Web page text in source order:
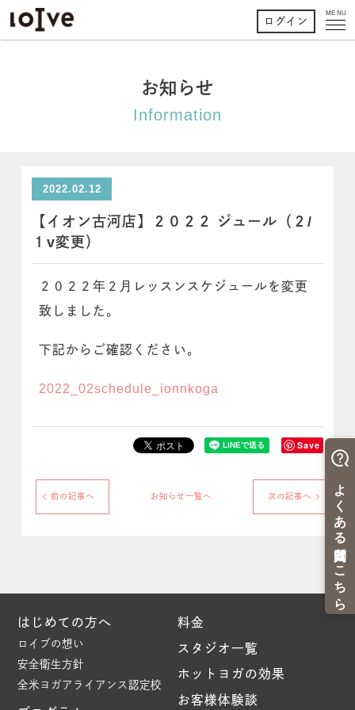
MENU
ログイン
お知らせ
Information
2022.02.12
【イオン古河店】２０２２ ジュール（２/
１v変更）
２０２２年２月レッスンスケジュールを変更
致しました。
下記からご確認ください。
2022_02schedule_ionnkoga
Save
前の記事へ お知らせ一覧へ 次の記事へ
はじめての方へ
ロイブの想い
安全衛生方針
全米ヨガアライアンス認定校
料金
スタジオ一覧
ホットヨガの効果
お客様体験談